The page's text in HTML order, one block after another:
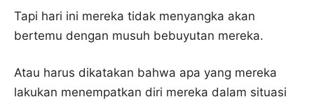
Tapi hari ini mereka tidak menyangka akan
bertemu dengan musuh bebuyutan mereka.
Atau harus dikatakan bahwa apa yang mereka
lakukan menempatkan diri mereka dalam situasi